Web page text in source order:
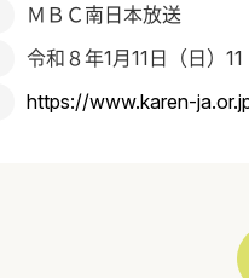
ＭＢＣ南日本放送
令和８年1月11日（日）
https://www.karen-